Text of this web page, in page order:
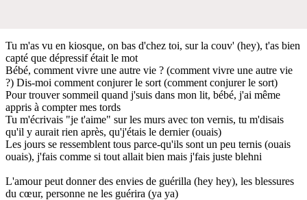
Tu m'as vu en kiosque, on bas d'chez toi, sur la couv' (hey), t'as bien
capté que dépressif était le mot
Bébé, comment vivre une autre vie ? (comment vivre une autre vie
?) Dis-moi comment conjurer le sort (comment conjurer le sort)
Pour trouver sommeil quand j'suis dans mon lit, bébé, j'ai même
appris à compter mes tords
Tu m'écrivais "je t'aime" sur les murs avec ton vernis, tu m'disais
qu'il y aurait rien après, qu'j'étais le dernier (ouais)
Les jours se ressemblent tous parce-qu'ils sont un peu ternis (ouais
ouais), j'fais comme si tout allait bien mais j'fais juste blehni
L'amour peut donner des envies de guérilla (hey hey), les blessures
du cœur, personne ne les guérira (ya ya)